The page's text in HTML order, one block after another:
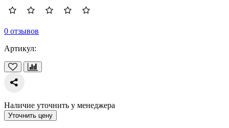
0 отзывов
Артикул:
Наличие уточнить у менеджера
Уточнить цену